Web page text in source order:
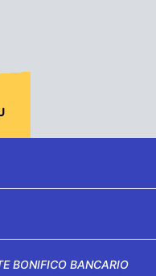
BONIFICO BANCARIO